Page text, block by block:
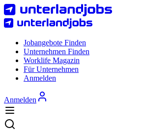
Jobangebote Finden
Unternehmen Finden
Worklife Magazin
Für Unternehmen
Anmelden
Anmelden